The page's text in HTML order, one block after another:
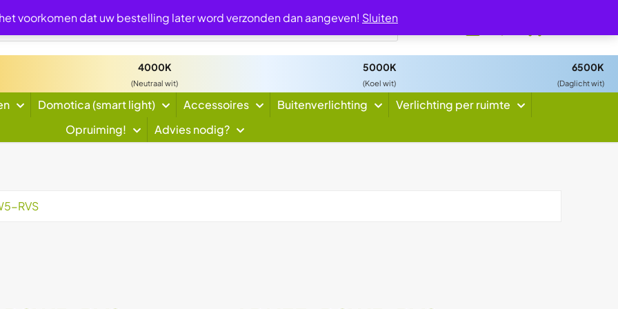
4000K
(Neutraal wit)
5000K
(Koel wit)
6500K
(Daglicht wit)
Domotica (smart light) Accessoires Buitenverlichting
Verlichting per ruimte
Opruiming!
Advies nodig?
RVS
voorkomen dat uw bestelling later word verzonden dan aangeven! Sluiten